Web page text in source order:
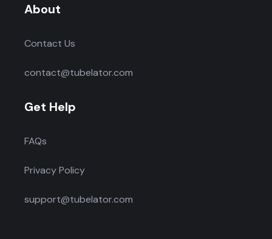
About
Contact Us
contact@tubelator.com
Get Help
FAQs
Privacy Policy
support@tubelator.com